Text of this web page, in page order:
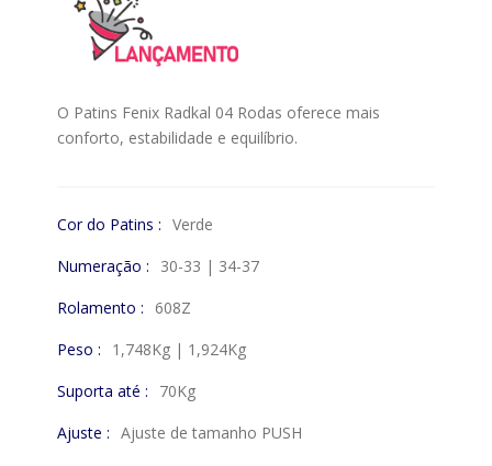
O Patins Fenix Radkal 04 Rodas oferece mais
conforto, estabilidade e equilíbrio.
Cor do Patins :
Verde
Numeração :
30-33 | 34-37
Rolamento :
608Z
Peso :
1,748Kg | 1,924Kg
Suporta até :
70Kg
Ajuste :
Ajuste de tamanho PUSH